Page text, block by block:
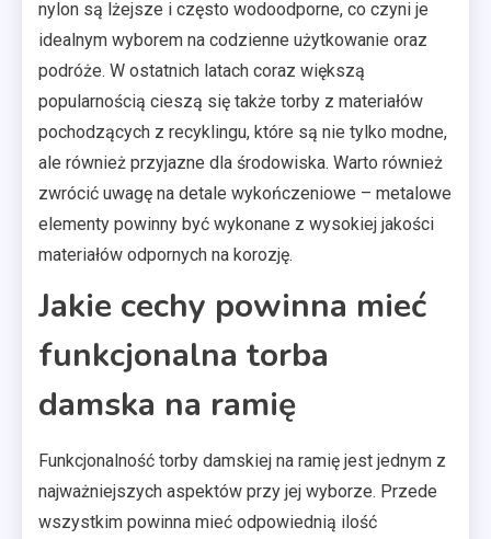
nylon są lżejsze i często wodoodporne, co czyni je
idealnym wyborem na codzienne użytkowanie oraz
podróże. W ostatnich latach coraz większą
popularnością cieszą się także torby z materiałów
pochodzących z recyklingu, które są nie tylko modne,
ale również przyjazne dla środowiska. Warto również
zwrócić uwagę na detale wykończeniowe – metalowe
elementy powinny być wykonane z wysokiej jakości
materiałów odpornych na korozję.
Jakie cechy powinna mieć
funkcjonalna torba
damska na ramię
Funkcjonalność torby damskiej na ramię jest jednym z
najważniejszych aspektów przy jej wyborze. Przede
wszystkim powinna mieć odpowiednią ilość